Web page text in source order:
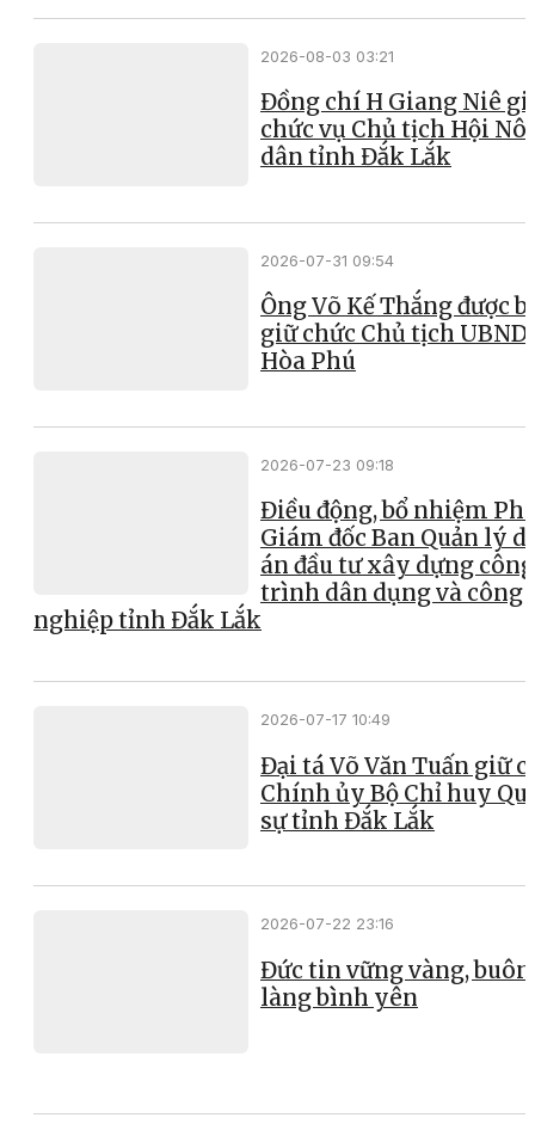
2026-08-03 03:21
Đồng chí H Giang Niê
chức vụ Chủ tịch Hội
dân tỉnh Đắk Lắk
2026-07-31 09:54
Ông Võ Kế Thắng được
giữ chức Chủ tịch UBND
Hòa Phú
2026-07-23 09:18
Điều động, bổ nhiệm
Giám đốc Ban Quản lý
án đầu tư xây dựng công
trình dân dụng và công
nghiệp tỉnh Đắk Lắk
2026-07-17 10:49
Đại tá Võ Văn Tuấn giữ
Chính ủy Bộ Chỉ huy
sự tỉnh Đắk Lắk
2026-07-22 23:16
Đức tin vững vàng, buôn
làng bình yên